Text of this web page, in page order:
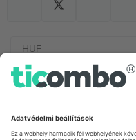
Germany